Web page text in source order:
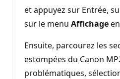
et appuyez sur Entrée,
sur le menu Affichage
Ensuite, parcourez les
estompées du Canon
problématiques,